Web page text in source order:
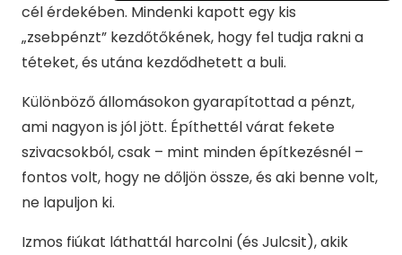
cél érdekében. Mindenki kapott egy kis
„zsebpénzt” kezdőtőkének, hogy fel tudja rakni a
téteket, és utána kezdődhetett a buli.
Különböző állomásokon gyarapítottad a pénzt,
ami nagyon is jól jött. Építhettél várat fekete
szivacsokból, csak – mint minden építkezésnél –
fontos volt, hogy ne dőljön össze, és aki benne volt,
ne lapuljon ki.
Izmos fiúkat láthattál harcolni (és Julcsit), akik